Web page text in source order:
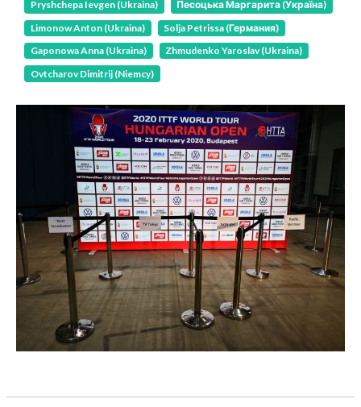
Pryshchepa Ievgen (Ukraina)
Песоцька Маргарита (Україна)
Limonow Anton (Ukraina)
Solja Petrissa (Германия)
Gaponowa Anna (Ukraina)
Zhmudenko Yaroslav (Ukraina)
Ovtcharov Dimitrij (Niemcy)